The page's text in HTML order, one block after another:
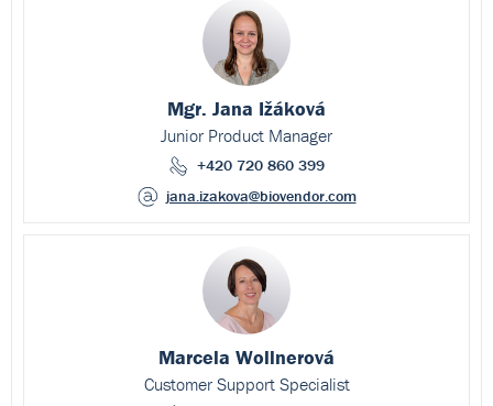
Mgr. Jana Ižáková
Junior Product Manager
+420 720 860 399
jana.izakova@biovendor.com
Marcela Wollnerová
Customer Support Specialist